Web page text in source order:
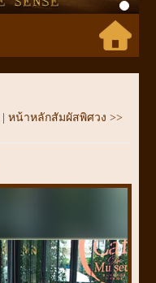
หน้าหลักสัมผัสพิศวง >>